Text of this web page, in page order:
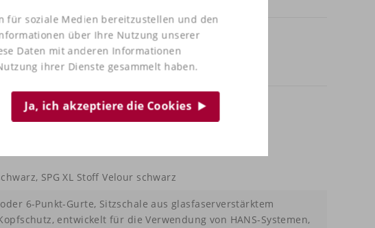
für soziale Medien bereitzustellen und den
über Ihre Nutzung unserer
Daten mit anderen Informationen
ihrer Dienste gesammelt haben.
Ja, ich akzeptiere die Cookies
SPG XL Stoff Velour schwarz
6-Punkt-Gurte, Sitzschale aus glasfaserverstärktem
entwickelt für die Verwendung von HANS-Systemen,